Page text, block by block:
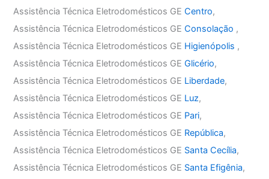
Assistência Técnica Eletrodomésticos GECentro,
Assistência Técnica Eletrodomésticos GEConsolação ,
Assistência Técnica Eletrodomésticos GE Higienópolis ,
Assistência Técnica Eletrodomésticos GEGlicério,
Assistência Técnica Eletrodomésticos GE Liberdade,
Assistência Técnica Eletrodomésticos GE Luz,
Assistência Técnica Eletrodomésticos GE Pari,
Assistência Técnica Eletrodomésticos GE República,
Assistência Técnica Eletrodomésticos GE Santa Cecília,
Assistência Técnica Eletrodomésticos GE Santa Efigênia,